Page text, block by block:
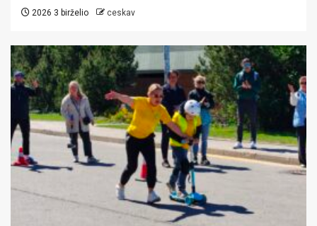
2026 3 birželio ceskav